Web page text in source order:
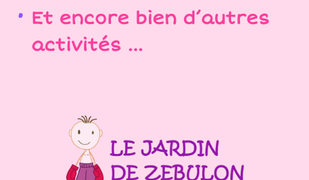
Et encore bien d’autres
activités …